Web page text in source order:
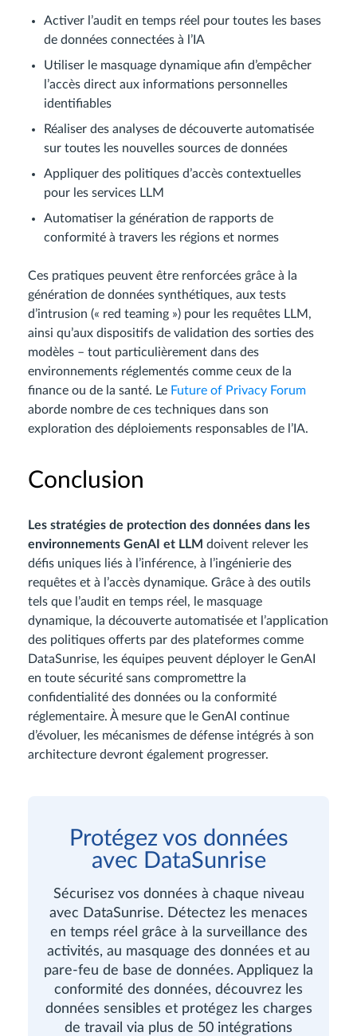
Activer l’audit en temps réel pour toutes les bases
de données connectées à l’IA
Utiliser le masquage dynamique afin d’empêcher
l’accès direct aux informations personnelles
identifiables
Réaliser des analyses de découverte automatisée
sur toutes les nouvelles sources de données
Appliquer des politiques d’accès contextuelles
pour les services LLM
Automatiser la génération de rapports de
conformité à travers les régions et normes
Ces pratiques peuvent être renforcées grâce à la
génération de données synthétiques, aux tests
d’intrusion (« red teaming ») pour les requêtes LLM,
ainsi qu’aux dispositifs de validation des sorties des
modèles – tout particulièrement dans des
environnements réglementés comme ceux de la
finance ou de la santé. Le Future of Privacy Forum
aborde nombre de ces techniques dans son
exploration des déploiements responsables de l’IA.
Conclusion
Les stratégies de protection des données dans les
environnements GenAI et LLM doivent relever les
défis uniques liés à l’inférence, à l’ingénierie des
requêtes et à l’accès dynamique. Grâce à des outils
tels que l’audit en temps réel, le masquage
dynamique, la découverte automatisée et l’application
des politiques offerts par des plateformes comme
DataSunrise, les équipes peuvent déployer le GenAI
en toute sécurité sans compromettre la
confidentialité des données ou la conformité
réglementaire. À mesure que le GenAI continue
d’évoluer, les mécanismes de défense intégrés à son
architecture devront également progresser.
Protégez vos données
avec DataSunrise
Sécurisez vos données à chaque niveau
avec DataSunrise. Détectez les menaces
en temps réel grâce à la surveillance des
activités, au masquage des données et au
pare-feu de base de données. Appliquez la
conformité des données, découvrez les
données sensibles et protégez les charges
de travail via plus de 50 intégrations